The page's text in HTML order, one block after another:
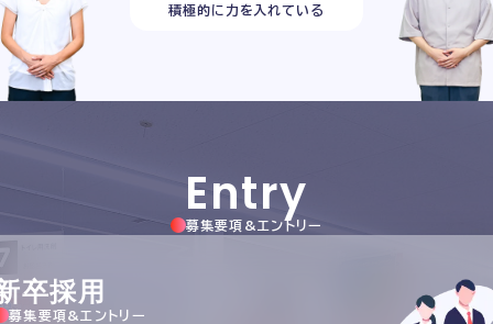
積極的に力を入れている
Entry
募集要項&エントリー
卒採用
募集要項&エントリー